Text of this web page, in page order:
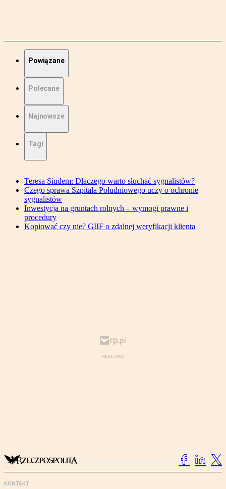
Powiązane
Polecane
Najnowsze
Tagi
Teresa Siudem: Dlaczego warto słuchać sygnalistów?
Czego sprawa Szpitala Południowego uczy o ochronie
sygnalistów
Inwestycja na gruntach rolnych – wymogi prawne i
procedury
Kopiować czy nie? GIIF o zdalnej weryfikacji klienta
KONTAKT